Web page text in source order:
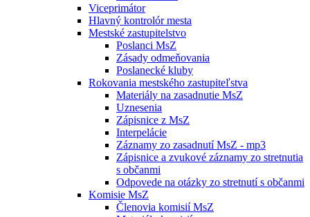
Viceprimátor
Hlavný kontrolór mesta
Mestské zastupitelstvo
Poslanci MsZ
Zásady odmeňovania
Poslanecké kluby
Rokovania mestského zastupiteľstva
Materiály na zasadnutie MsZ
Uznesenia
Zápisnice z MsZ
Interpelácie
Záznamy zo zasadnutí MsZ - mp3
Zápisnice a zvukové záznamy zo stretnutia
s občanmi
Odpovede na otázky zo stretnutí s občanmi
Komisie MsZ
Členovia komisií MsZ